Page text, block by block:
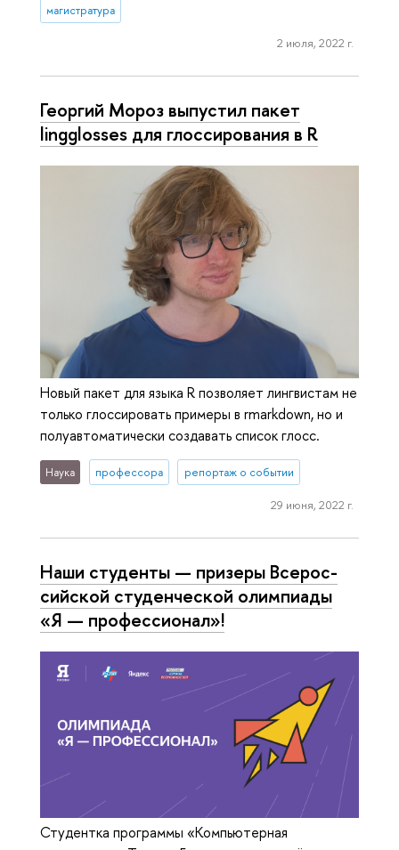
магистратура
2 июля, 2022 г.
Георгий Мороз выпустил пакет
lingglosses для глоссирования в R
Новый пакет для языка R позволяет лингвистам не
только глоссировать примеры в rmarkdown, но и
полуавтоматически создавать список глосс.
Наука профессора репортаж о событии
29 июня, 2022 г.
Наши студенты — призеры Все­рос­
сий­ской сту­ден­че­ской олимпиады
«Я — про­фес­си­о­нал»!
Студентка программы «Компьютерная